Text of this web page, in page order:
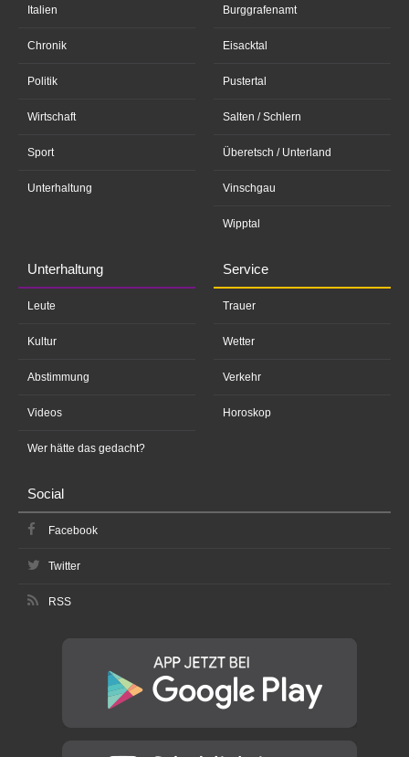
Italien
Chronik
Politik
Wirtschaft
Sport
Unterhaltung
Burggrafenamt
Eisacktal
Pustertal
Salten / Schlern
Überetsch / Unterland
Vinschgau
Wipptal
Unterhaltung
Leute
Kultur
Abstimmung
Videos
Wer hätte das gedacht?
Service
Trauer
Wetter
Verkehr
Horoskop
Social
Facebook
Twitter
RSS